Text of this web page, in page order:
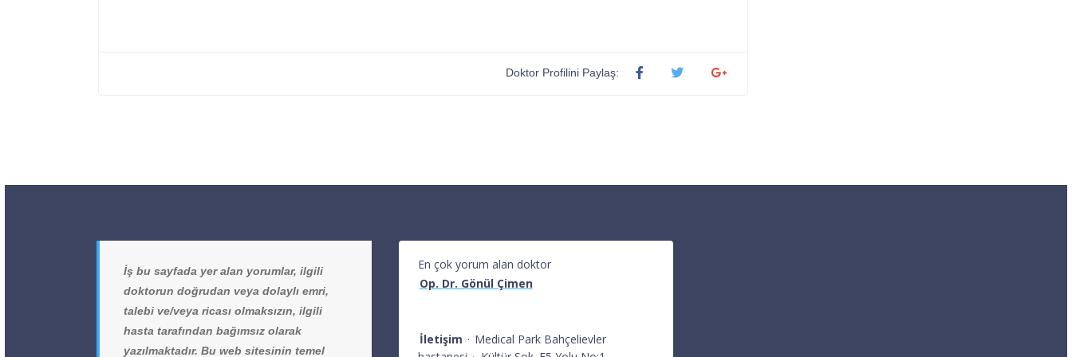
Doktor Profilini Paylaş:
İş bu sayfada yer alan yorumlar, ilgili
doktorun doğrudan veya dolaylı emri,
talebi ve/veya ricası olmaksızın, ilgili
hasta tarafından bağımsız olarak
yazılmaktadır. Bu web sitesinin temel
En çok yorum alan doktor
Op. Dr. Gönül Çimen
İletişim · Medical Park Bahçelievler